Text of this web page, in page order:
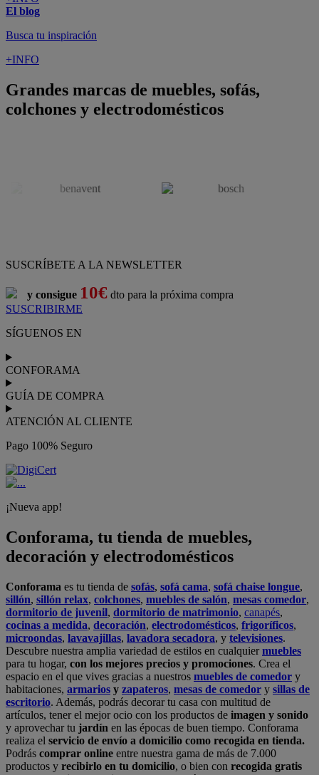
El blog
Busca tu inspiración
+INFO
Grandes marcas de muebles, sofás,
colchones y electrodomésticos
SUSCRÍBETE A LA NEWSLETTER
y consigue 10€ dto para la próxima compra
SUSCRIBIRME
SÍGUENOS EN
CONFORAMA
GUÍA DE COMPRA
ATENCIÓN AL CLIENTE
Pago 100% Seguro
¡Nueva app!
Conforama, tu tienda de muebles,
decoración y electrodomésticos
Conforama es tu tienda de sofás, sofá cama, sofá chaise longue,
sillón, sillón relax, colchones, muebles de salón, mesas comedor,
dormitorio de juvenil, dormitorio de matrimonio, canapés,
cocinas a medida, decoración, electrodomésticos, frigoríficos,
microondas, lavavajillas, lavadora secadora, y televisiones.
Descubre nuestra amplia variedad de estilos en cualquiermuebles
para tu hogar, con los mejores precios y promociones. Crea el
espacio en el que vives gracias a nuestros muebles de comedor y
habitaciones, armarios y zapateros, mesas de comedor y sillas de
escritorio. Además, podrás decorar tu casa con multitud de
artículos, tener el mejor ocio con los productos de imagen y sonido
y aprovechar tu jardín en las épocas de buen tiempo. Conforama
realiza el servicio de envío a domicilio como recogida en tienda.
Podrás comprar online entre nuestra gama de más de 7.000
productos y recibirlo en tu domicilio, o bien con recogida gratis